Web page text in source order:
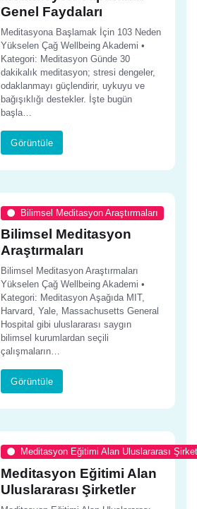
Genel Faydaları
Meditasyona Başlamak İçin 103 Neden
Yükselen Çağ Wellbeing Akademi •
Kategori: Meditasyon Günde 30
dakikalık meditasyon; stresi dengeler,
odaklanmayı güçlendirir, uykuyu ve
bağışıklığı destekler. İşte bugün
başla…
Görüntüle
Bilimsel Meditasyon Araştırmaları
Bilimsel Meditasyon
Araştırmaları
Bilimsel Meditasyon Araştırmaları
Yükselen Çağ Wellbeing Akademi •
Kategori: Meditasyon Aşağıda MIT,
Harvard, Yale, Massachusetts General
Hospital gibi uluslararası saygın
bilimsel kurumlardan seçili
çalışmaların…
Görüntüle
Meditasyon Eğitimi Alan Uluslararası
Meditasyon Eğitimi Alan
Uluslararası Şirketler